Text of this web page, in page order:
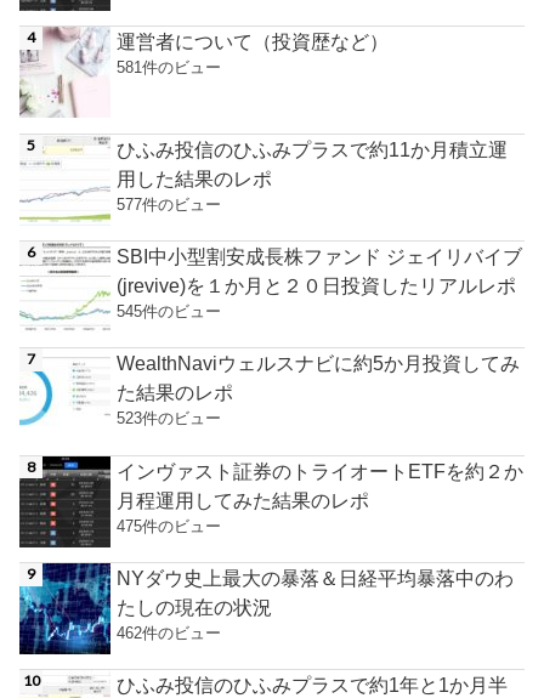
運営者について（投資歴など）
581件のビュー
ひふみ投信のひふみプラスで約11か月積立運
用した結果のレポ
577件のビュー
SBI中小型割安成長株ファンド ジェイリバイブ
(jrevive)を１か月と２０日投資したリアルレポ
545件のビュー
WealthNaviウェルスナビに約5か月投資してみ
た結果のレポ
523件のビュー
インヴァスト証券のトライオートETFを約２か
月程運用してみた結果のレポ
475件のビュー
NYダウ史上最大の暴落＆日経平均暴落中のわ
たしの現在の状況
462件のビュー
ひふみ投信のひふみプラスで約1年と1か月半